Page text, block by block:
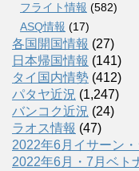
フライト情報 (582)
ASQ情報 (17)
各国開国情報 (27)
日本帰国情報 (141)
タイ国内情勢 (412)
パタヤ近況 (1,247)
バンコク近況 (24)
ラオス情報 (47)
2022年6月イサーン
2022年6月・7月ベト